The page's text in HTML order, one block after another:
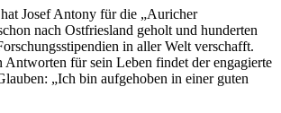
Josef Antony für die „Auricher
nach Ostfriesland geholt und hunderten
in aller Welt verschafft.
Antworten für sein Leben findet der engagierte
„Ich bin aufgehoben in einer guten